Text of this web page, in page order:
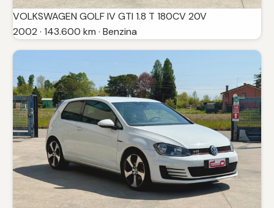
VOLKSWAGEN GOLF IV GTI 1.8 T 180CV 20V
2002 · 143.600 km · Benzina